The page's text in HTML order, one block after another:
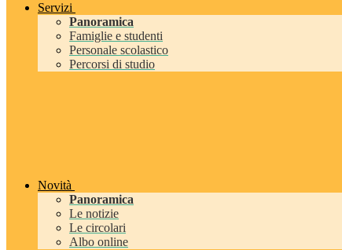
Servizi
Panoramica
Famiglie e studenti
Personale scolastico
Percorsi di studio
Novità
Panoramica
Le notizie
Le circolari
Albo online